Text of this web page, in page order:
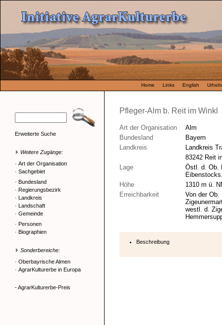
Home Links English
Erweiterte Suche
Weitere Zugänge:
· Art der Organisation
· Sachgebiet
· Bundesland
· Regierungsbezirk
· Landkreis
· Landschaft
· Gemeinde
· Personen
· Biographien
Sonderbereiche:
· Oberbayrische Almen
· AgrarKulturerbe in Europa
- AgrarKulturerbe-Preis
Pfleger-Alm b. Reit im Winkl
Art der Organisation
Alm
Bundesland
Bayern
Landkreis
Landkreis
83242 Reit
Lage
Östl. d. Ob.
Höhe
1310 m ü.
Erreichbarkeit
Von der Ob.
westl. d.
Beschreibung